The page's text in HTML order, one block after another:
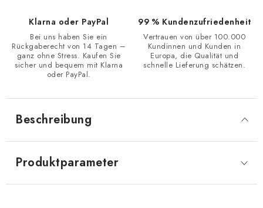
Klarna oder PayPal
Bei uns haben Sie ein
Rückgaberecht von 14 Tagen –
ganz ohne Stress. Kaufen Sie
sicher und bequem mit Klarna
oder PayPal.
99 % Kundenzufriedenheit
Vertrauen von über 100.000
Kundinnen und Kunden in
Europa, die Qualität und
schnelle Lieferung schätzen.
Beschreibung
Produktparameter